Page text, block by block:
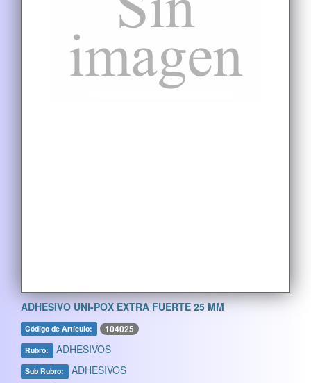
ADHESIVO UNI-POX EXTRA FUERTE 25 MM
Código de Artículo: 104025
Rubro: ADHESIVOS
Sub Rubro: ADHESIVOS